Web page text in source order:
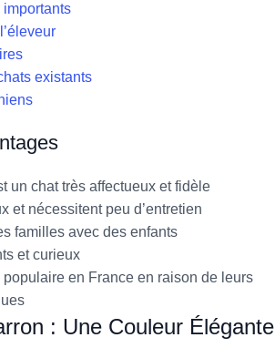
existants
un chat très affectueux et fidèle
et nécessitent peu d’entretien
familles avec des enfants
et curieux
populaire en France en raison de leurs
: Une Couleur Élégante